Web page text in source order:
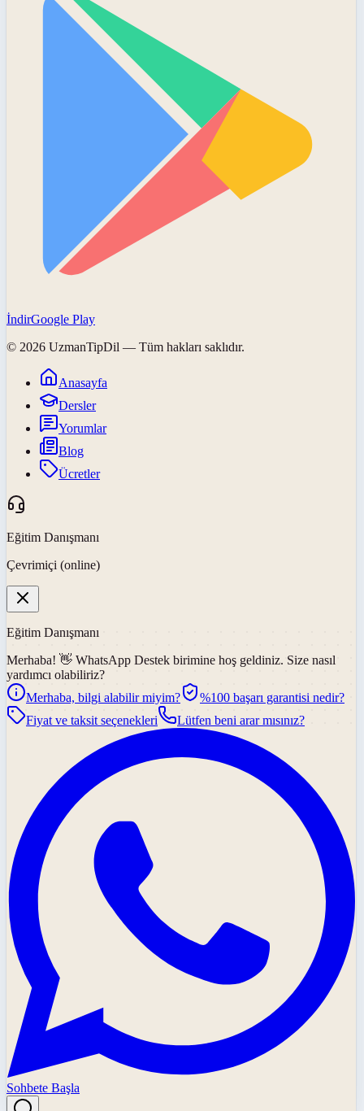
İndirGoogle Play
© 2026 UzmanTipDil — Tüm hakları saklıdır.
Anasayfa
Dersler
Yorumlar
Blog
Ücretler
Eğitim Danışmanı
Çevrimiçi (online)
Eğitim Danışmanı
Merhaba! 👋 WhatsApp Destek birimine hoş geldiniz. Size nasıl
yardımcı olabiliriz?
Merhaba, bilgi alabilir miyim?
%100 başarı garantisi nedir?
Fiyat ve taksit seçenekleri
Lütfen beni arar mısınız?
Sohbete Başla